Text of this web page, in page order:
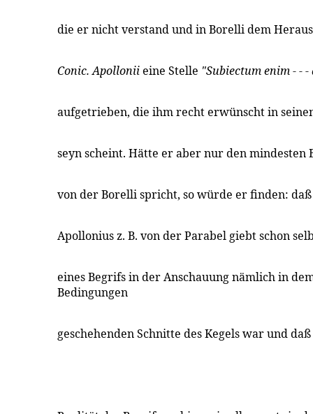
die er nicht verstand und in Borelli dem
Conic. Apolloniieine Stelle "Subiectum enim - -
aufgetrieben, die ihm recht erwünscht in
seyn scheint. Hätte er aber nur den mindesten
von der Borelli spricht, so würde er finden:
Apollonius z. B. von der Parabel giebt schon
eines Begrifs in der Anschauung nämlich in
Bedingungen
geschehenden Schnitte des Kegels war und